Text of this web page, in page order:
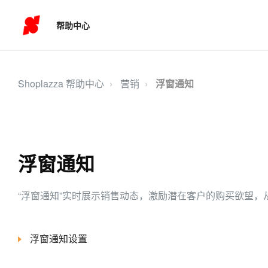
帮助中心
Shoplazza 帮助中心 营销 浮窗通知
浮窗通知
“浮窗通知”实时展示销售动态，激励潜在客户的购买欲望
浮窗通知设置